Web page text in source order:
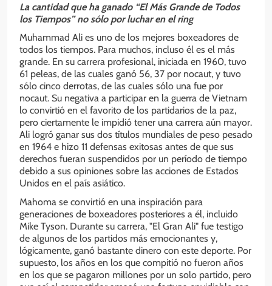
La cantidad que ha ganado “El Más Grande de Todos
los Tiempos” no sólo por luchar en el ring
Muhammad Ali es uno de los mejores boxeadores de
todos los tiempos. Para muchos, incluso él es el más
grande. En su carrera profesional, iniciada en 1960, tuvo
61 peleas, de las cuales ganó 56, 37 por nocaut, y tuvo
sólo cinco derrotas, de las cuales sólo una fue por
nocaut. Su negativa a participar en la guerra de Vietnam
lo convirtió en el favorito de los partidarios de la paz,
pero ciertamente le impidió tener una carrera aún mayor.
Ali logró ganar sus dos títulos mundiales de peso pesado
en 1964 e hizo 11 defensas exitosas antes de que sus
derechos fueran suspendidos por un período de tiempo
debido a sus opiniones sobre las acciones de Estados
Unidos en el país asiático.
Mahoma se convirtió en una inspiración para
generaciones de boxeadores posteriores a él, incluido
Mike Tyson. Durante su carrera, "El Gran Ali" fue testigo
de algunos de los partidos más emocionantes y,
lógicamente, ganó bastante dinero con este deporte. Por
supuesto, los años en los que compitió no fueron años
en los que se pagaron millones por un solo partido, pero